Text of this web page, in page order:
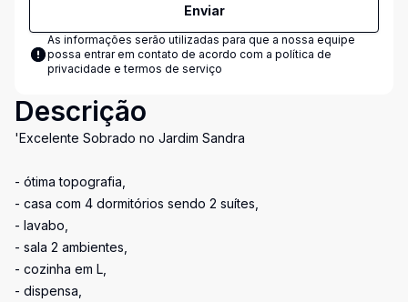
Enviar
As informações serão utilizadas para que a nossa equipe
possa entrar em contato de acordo com a política de
privacidade e termos de serviço
Descrição
'Excelente Sobrado no Jardim Sandra
- ótima topografia,
- casa com 4 dormitórios sendo 2 suítes,
- lavabo,
- sala 2 ambientes,
- cozinha em L,
- dispensa,